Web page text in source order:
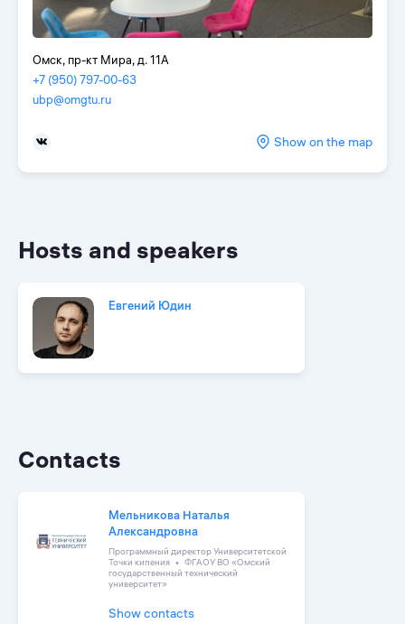
Омск, пр-кт Мира, д. 11А
+7 (950) 797-00-63
ubp@omgtu.ru
Show on the map
Hosts and speakers
Евгений Юдин
Contacts
Мельникова Наталья
Александровна
Программный директор Университетской
Точки кипения
ФГАОУ ВО «Омский
государственный технический
университет»
Show contacts